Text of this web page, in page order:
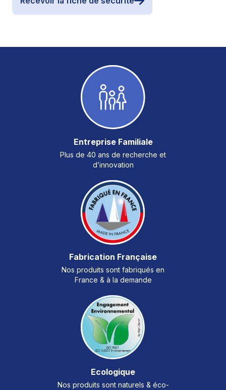
Entreprise Familiale
Plus de 40 ans de recherche et
d’innovation
Fabrication Française
Nos produits sont fabriqués en
France & à la demande
Ecologique
Nos produits sont naturels & éco-